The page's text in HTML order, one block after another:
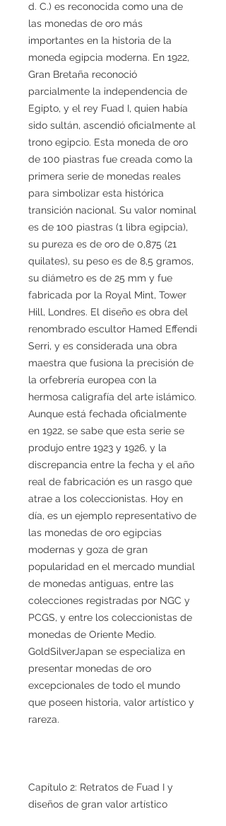
d. C.) es reconocida como una de
las monedas de oro más
importantes en la historia de la
moneda egipcia moderna. En 1922,
Gran Bretaña reconoció
parcialmente la independencia de
Egipto, y el rey Fuad I, quien había
sido sultán, ascendió oficialmente al
trono egipcio. Esta moneda de oro
de 100 piastras fue creada como la
primera serie de monedas reales
para simbolizar esta histórica
transición nacional. Su valor nominal
es de 100 piastras (1 libra egipcia),
su pureza es de oro de 0,875 (21
quilates), su peso es de 8,5 gramos,
su diámetro es de 25 mm y fue
fabricada por la Royal Mint, Tower
Hill, Londres. El diseño es obra del
renombrado escultor Hamed Effendi
Serri, y es considerada una obra
maestra que fusiona la precisión de
la orfebrería europea con la
hermosa caligrafía del arte islámico.
Aunque está fechada oficialmente
en 1922, se sabe que esta serie se
produjo entre 1923 y 1926, y la
discrepancia entre la fecha y el año
real de fabricación es un rasgo que
atrae a los coleccionistas. Hoy en
día, es un ejemplo representativo de
las monedas de oro egipcias
modernas y goza de gran
popularidad en el mercado mundial
de monedas antiguas, entre las
colecciones registradas por NGC y
PCGS, y entre los coleccionistas de
monedas de Oriente Medio.
GoldSilverJapan se especializa en
presentar monedas de oro
excepcionales de todo el mundo
que poseen historia, valor artístico y
rareza.
Capítulo 2: Retratos de Fuad I y
diseños de gran valor artístico